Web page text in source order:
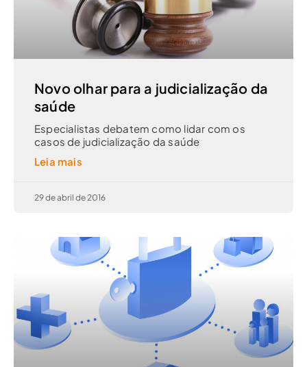
Novo olhar para a judicialização da
saúde
Especialistas debatem como lidar com os
casos de judicialização da saúde
Leia mais
29 de abril de 2016